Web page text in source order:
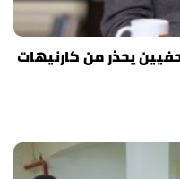
يحذر من كارنيهات